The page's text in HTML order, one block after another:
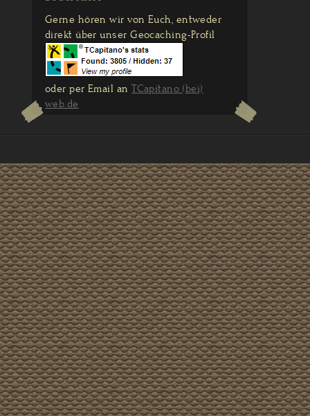
Gerne hören wir von Euch, entweder
direkt über unser Geocaching-Profil
oder per Email anTCapitano (bei)
web.de